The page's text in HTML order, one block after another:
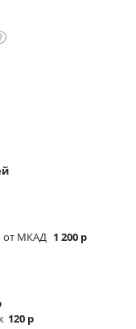
от МКАД 1 200 р
120 р